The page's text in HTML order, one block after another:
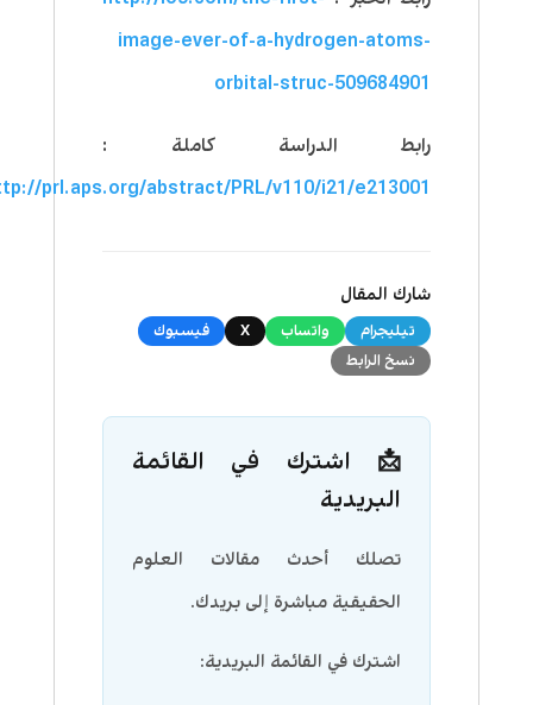
image-ever-of-a-hydrogen-atoms-
orbital-struc-509684901
رابط الدراسة كاملة :
prl.aps.org/abstract/PRL/v110/i21/e213001
شارك المقال
تيليجرام واتساب X
فيسبوك
نسخ الرابط
📩 اشترك في القائمة
البريدية
تصلك أحدث مقالات العلوم
الحقيقية مباشرة إلى بريدك.
اشترك في القائمة البريدية: